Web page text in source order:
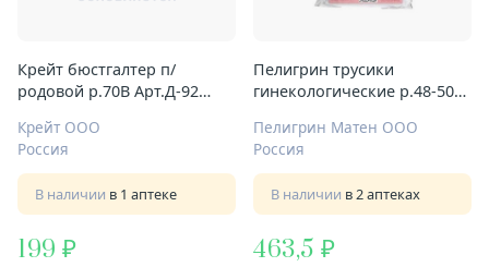
Крейт бюстгалтер п/
родовой р.70B Арт.Д-92
Крейт ООО
Россия
В наличии в 1 аптеке
199
Пелигрин трусики
гинекологические р.48-50
Пелигрин Матен ООО
Россия
В наличии в 2 аптеках
463,5